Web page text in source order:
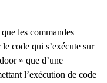
les commandes
code qui s’exécute sur
» que d’une
l’exécution de code